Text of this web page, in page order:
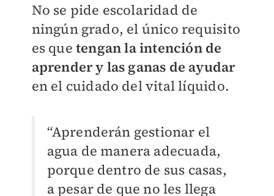
No se pide escolaridad de
ningún grado, el único requisito
es que tengan la intención de
aprender y las ganas de ayudar
en el cuidado del vital líquido.
“Aprenderán gestionar el
agua de manera adecuada,
porque dentro de sus casas,
a pesar de que no les llega